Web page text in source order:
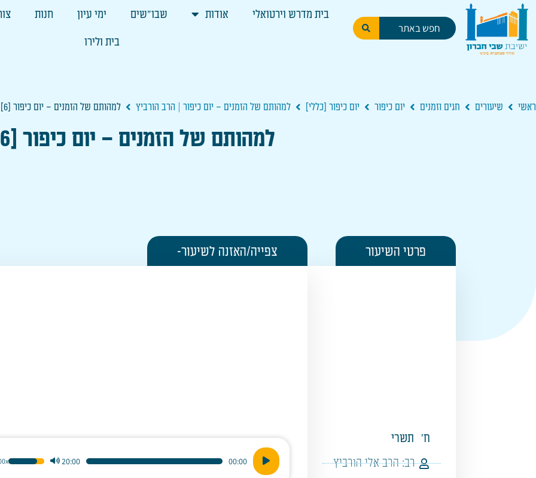
בית מדרש וירטואלי אודות שבו"שים ימי עיון חנות
בית ולירו
ראשי שיעורים חגים וזמנים יום כיפור יום כיפור [כללי] למהותם של הזמנים – יום כיפור | הרב הורביץ למהותם של הזמנים – יום כיפור [6]
למהותם של הזמנים – יום כיפור [6]
פרטי השיעור
ח'
תשרי
רב: הרב אלי הורביץ
צפייה/האזנה לשיעור-
נגן
אודיו
00:00
20:00
1.00x